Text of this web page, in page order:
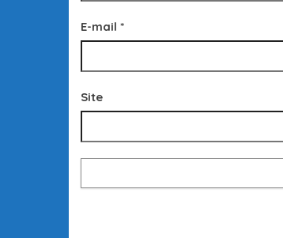
E-mail *
Site